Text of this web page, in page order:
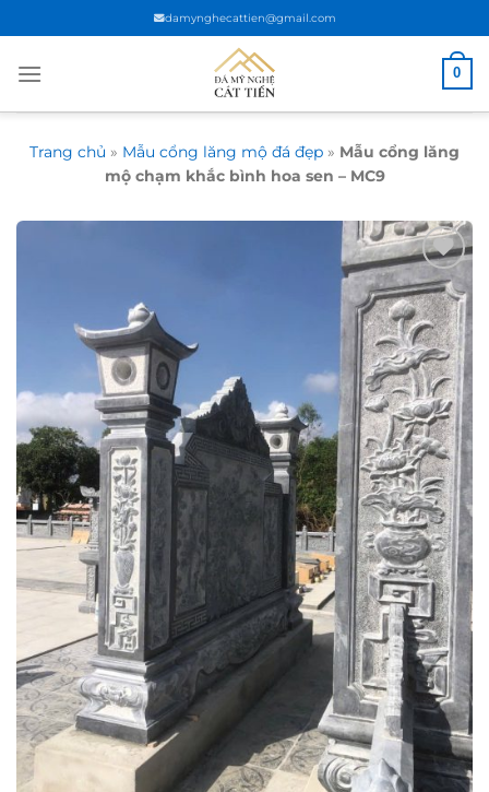
đến
nội
damynghecattien@gmail.com
0
Trang chủ » Mẫu cổng lăng mộ đá đẹp » Mẫu cổng lăng
mộ chạm khắc bình hoa sen – MC9